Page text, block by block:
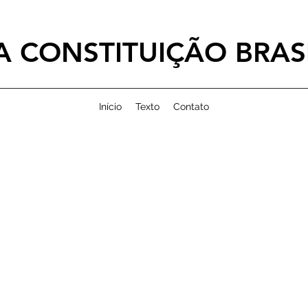
CONSTITUIÇÃO
Início Texto Contato